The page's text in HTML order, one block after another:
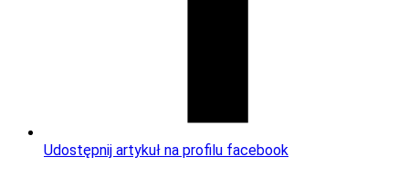
Udostępnij artykuł na profilu facebook